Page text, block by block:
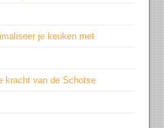
je keuken met
kracht van de Schotse